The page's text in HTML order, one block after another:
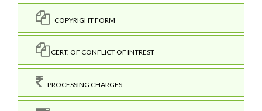
COPYRIGHT FORM
CERT. OF CONFLICT OF INTREST
PROCESSING CHARGES